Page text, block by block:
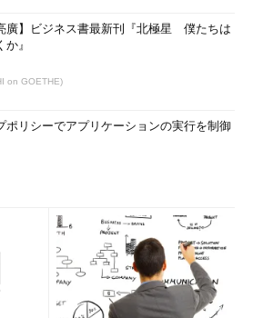
廣】ビジネス書最新刊『北極星 僕たちは
か』
on GOETHE)
ポリシーでアプリケーションの実行を制御